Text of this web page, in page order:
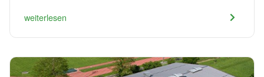
weiterlesen